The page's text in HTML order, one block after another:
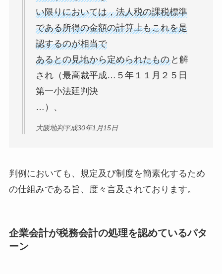
い限りにおいては，法人税の課税標準
である所得の金額の計算上もこれを是
認するのが相当で
あるとの見地から定められたものと解
され（最高裁平成…５年１１月２５日
第一小法廷判決
…）、
大阪地判平成30年1月15日
判例においても、規定及び制度を簡素化するため
の仕組みである旨、度々言及されております。
企業会計が税務会計の処理を認めているパタ
ーン